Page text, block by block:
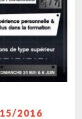
2016